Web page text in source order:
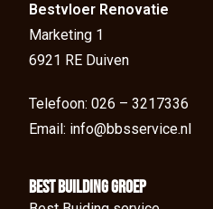
Bestvloer Renovatie
Marketing 1
6921 RE Duiven
Telefoon: 026 – 3217336
Email: info@bbsservice.nl
BEst Building groep